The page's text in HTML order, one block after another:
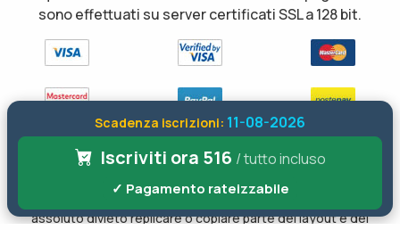
Scadenza iscrizioni: 11-08-2026
Iscriviti ora 516 / tutto incluso
✓ Pagamento rateizzabile
sono effettuati su server certificati SSL a 128 bit.
Tutti i diritti sono riservati ed è vietata anche la riproduzione
email sono di proprietà di soloformazione.it pertanto è fatto
assoluto divieto replicare o copiare parte del layout e dei